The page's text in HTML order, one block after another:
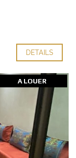
DETAILS
A LOUER